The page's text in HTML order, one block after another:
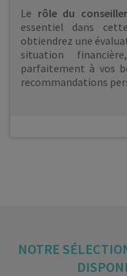
Le rôle du
essentiel dans
obtiendrez une
situation
parfaitement à vos
recommandations
NOTRE